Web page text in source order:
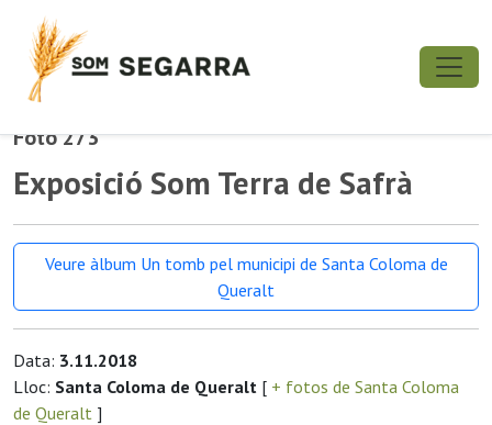
Foto 273
Exposició Som Terra de Safrà
Veure àlbum Un tomb pel municipi de Santa Coloma de
Queralt
Data: 3.11.2018
Lloc: Santa Coloma de Queralt [ + fotos de Santa Coloma
de Queralt ]